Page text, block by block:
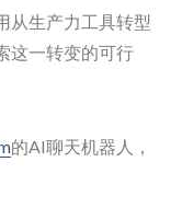
从生产力工具转型
这一转变的可行
的AI聊天机器人，